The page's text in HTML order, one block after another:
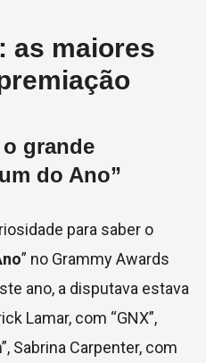
as maiores
grande
do Ano”
para saber o
” no Grammy Awards
ano, a disputava estava
Lamar, com “GNX”,
Sabrina Carpenter, com